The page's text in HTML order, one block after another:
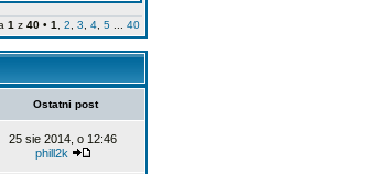
1 z 40 • 1 2 3 4 5 40
Ostatni post
25 sie 2014, o 12:46
phill2k